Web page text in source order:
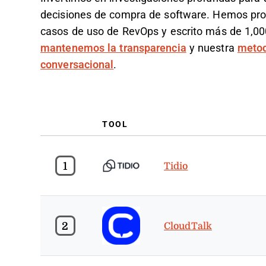
decisiones de compra de software. Hemos
casos de uso de RevOps y escrito más de
mantenemos la transparencia y nuestra
conversacional .
TOOL
1 Tidio
2 CloudTalk